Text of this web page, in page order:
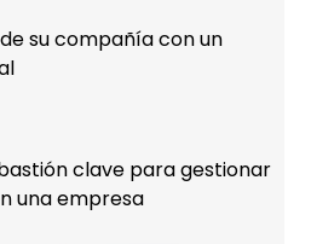
su compañía con un
clave para gestionar
una empresa